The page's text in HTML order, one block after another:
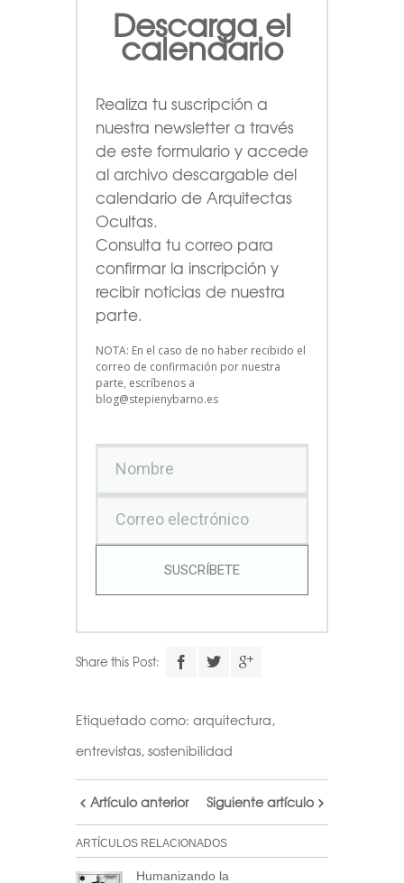
Descarga el
calendario
Realiza tu suscripción a
nuestra newsletter a través
de este formulario y accede
al archivo descargable del
calendario de Arquitectas
Ocultas.
Consulta tu correo para
confirmar la inscripción y
recibir noticias de nuestra
parte.
NOTA: En el caso de no haber recibido el
correo de confirmación por nuestra
parte, escríbenos a
blog@stepienybarno.es
SUSCRÍBETE
Share this Post:
Etiquetado como: arquitectura,
entrevistas, sostenibilidad
Artículo anterior Siguiente artículo
ARTÍCULOS RELACIONADOS
Humanizando la